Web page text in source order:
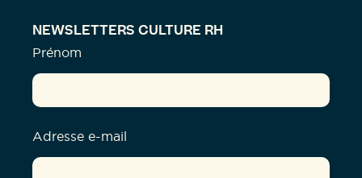
NEWSLETTERS CULTURE RH
Prénom
Adresse e-mail